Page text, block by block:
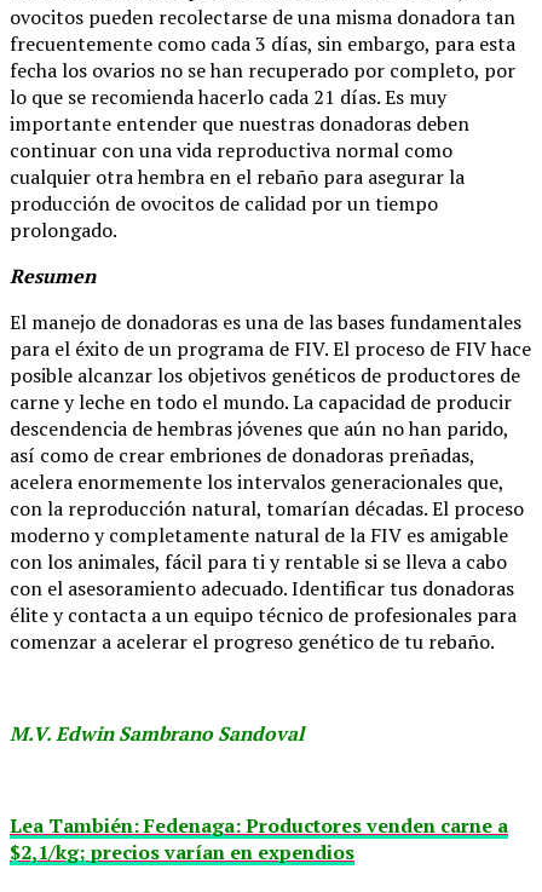
ovocitos pueden recolectarse de una misma donadora tan
frecuentemente como cada 3 días, sin embargo, para esta
fecha los ovarios no se han recuperado por completo, por
lo que se recomienda hacerlo cada 21 días. Es muy
importante entender que nuestras donadoras deben
continuar con una vida reproductiva normal como
cualquier otra hembra en el rebaño para asegurar la
producción de ovocitos de calidad por un tiempo
prolongado.
Resumen
El manejo de donadoras es una de las bases fundamentales
para el éxito de un programa de FIV. El proceso de FIV hace
posible alcanzar los objetivos genéticos de productores de
carne y leche en todo el mundo. La capacidad de producir
descendencia de hembras jóvenes que aún no han parido,
así como de crear embriones de donadoras preñadas,
acelera enormemente los intervalos generacionales que,
con la reproducción natural, tomarían décadas. El proceso
moderno y completamente natural de la FIV es amigable
con los animales, fácil para ti y rentable si se lleva a cabo
con el asesoramiento adecuado. Identificar tus donadoras
élite y contacta a un equipo técnico de profesionales para
comenzar a acelerar el progreso genético de tu rebaño.
M.V. Edwin Sambrano Sandoval
Lea También: Fedenaga: Productores venden carne a
$2,1/kg; precios varían en expendios